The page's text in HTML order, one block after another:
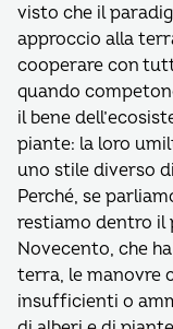
visto che il
approccio alla
cooperare con
quando
il bene
piante: la loro
uno stile diverso
Perché, se
restiamo dentro il
Novecento, che
terra, le manovre
insufficienti o